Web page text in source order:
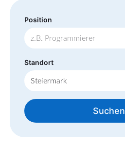
Position
Standort
Suchen